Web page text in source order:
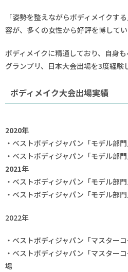
「姿勢を整えながらボディメイクす
容が、多くの女性から好評を博してい
ボディメイクに精通しており、自身
グランプリ、日本大会出場を3度経験
ボディメイク大会出場実績
2020年
・ベストボディジャパン「モデル部
・ベストボディジャパン「モデル部
2021年
・ベストボディジャパン「モデル部
・ベストボディジャパン「モデル部
2022年
・ベストボディジャパン「マスター
・ベストボディジャパン「マスター
場